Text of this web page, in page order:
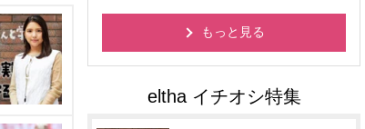
もっと見る